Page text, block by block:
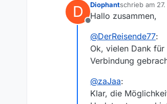
Gruß,
D
Offline
Diophantschrieb am
zuletzt editiert
Hallo zusammen,
@DerReisende77:
Ok, vielen Dank
Verbindung
@zaJaa:
Klar, die